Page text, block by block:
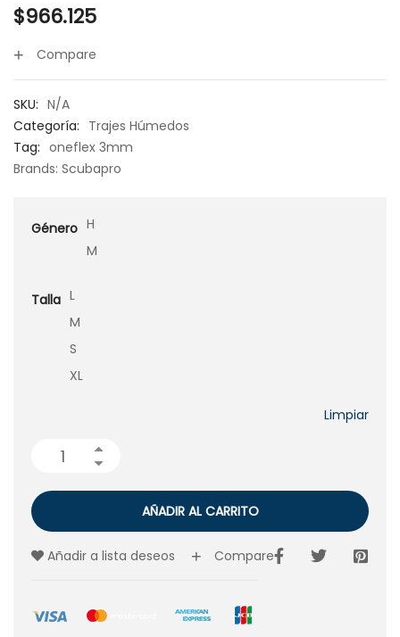
$966.125
Compare
SKU: N/A
Categoría: Trajes Húmedos
Tag: oneflex 3mm
Brands: Scubapro
Género H
M
Talla L
M
S
XL
Limpiar
AÑADIR AL CARRITO
Añadir a lista deseos Compare